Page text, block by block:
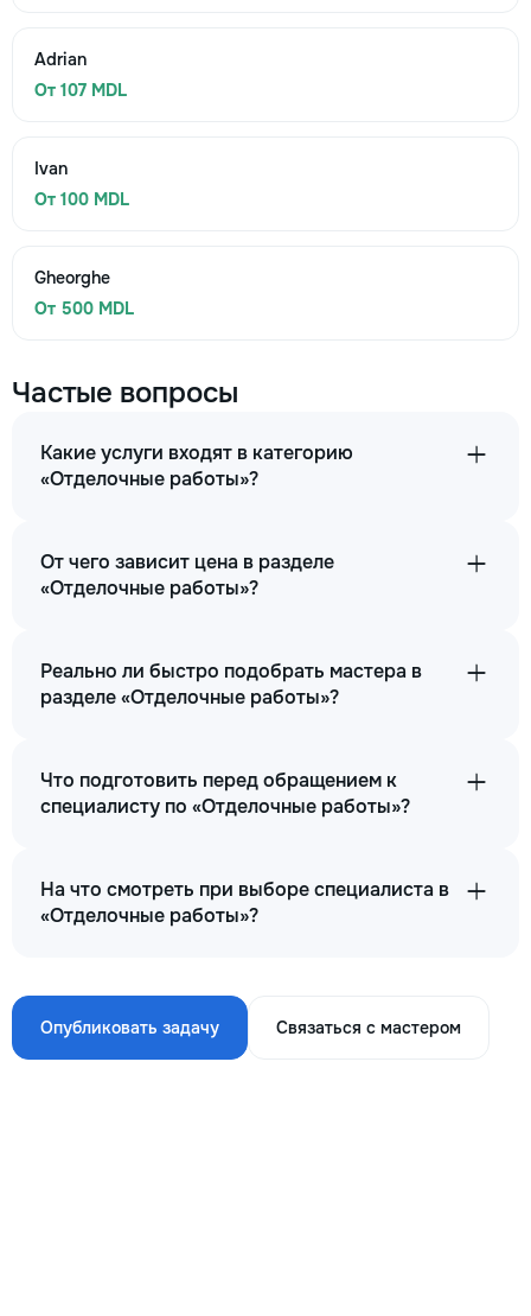
Adrian
От 107 MDL
Ivan
От 100 MDL
Gheorghe
От 500 MDL
Частые вопросы
Какие услуги входят в категорию
«Отделочные работы»?
От чего зависит цена в разделе
«Отделочные работы»?
Реально ли быстро подобрать мастера в
разделе «Отделочные работы»?
Что подготовить перед обращением к
специалисту по «Отделочные работы»?
На что смотреть при выборе специалиста в
«Отделочные работы»?
Опубликовать задачу Связаться с мастером